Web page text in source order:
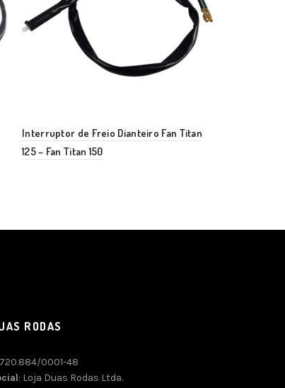
Interruptor de Freio Dianteiro Fan Titan
125 – Fan Titan 150
RODAS
0001-48
: Loja Duas Rodas Ltda.